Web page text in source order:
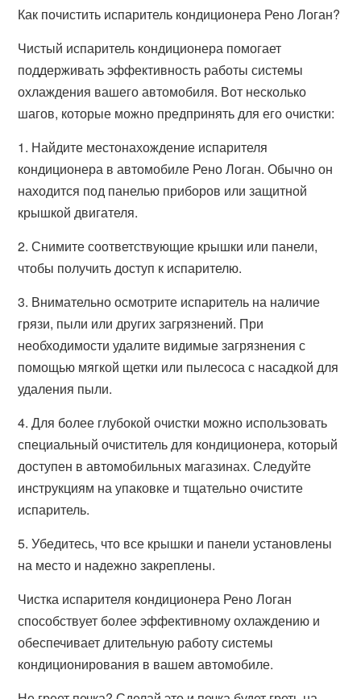
Как почистить испаритель кондиционера Рено Логан?
Чистый испаритель кондиционера помогает
поддерживать эффективность работы системы
охлаждения вашего автомобиля. Вот несколько
шагов, которые можно предпринять для его очистки:
1. Найдите местонахождение испарителя
кондиционера в автомобиле Рено Логан. Обычно он
находится под панелью приборов или защитной
крышкой двигателя.
2. Снимите соответствующие крышки или панели,
чтобы получить доступ к испарителю.
3. Внимательно осмотрите испаритель на наличие
грязи, пыли или других загрязнений. При
необходимости удалите видимые загрязнения с
помощью мягкой щетки или пылесоса с насадкой для
удаления пыли.
4. Для более глубокой очистки можно использовать
специальный очиститель для кондиционера, который
доступен в автомобильных магазинах. Следуйте
инструкциям на упаковке и тщательно очистите
испаритель.
5. Убедитесь, что все крышки и панели установлены
на место и надежно закреплены.
Чистка испарителя кондиционера Рено Логан
способствует более эффективному охлаждению и
обеспечивает длительную работу системы
кондиционирования в вашем автомобиле.